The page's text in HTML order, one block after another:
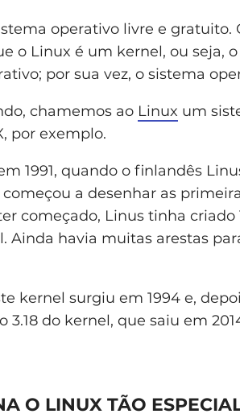
operativo livre e gratuito.
o Linux é um kernel, ou seja,
por sua vez, o sistema
chamemos ao Linux um
por exemplo.
1991, quando o finlandês
a desenhar as
começado, Linus tinha
Ainda havia muitas arestas
kernel surgiu em 1994 e,
3.18 do kernel, que saiu em
O LINUX TÃO